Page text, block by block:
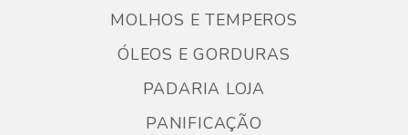
MOLHOS E TEMPEROS
ÓLEOS E GORDURAS
PADARIA LOJA
PANIFICAÇÃO